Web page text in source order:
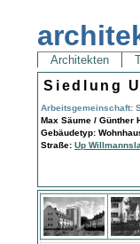
Architekten
Siedlung
Arbeitsgemeinschaft:
Max Säume / Günther
Gebäudetyp:
Straße:Up